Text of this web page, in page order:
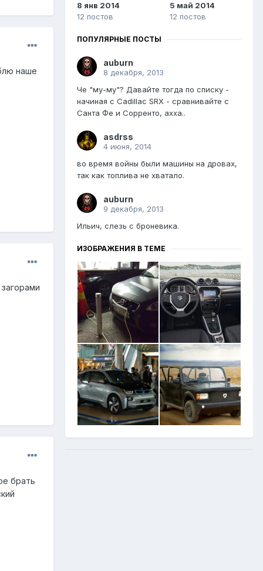
наше
брать
8 янв 2014
12 постов
5 май 2014
12 постов
ПОПУЛЯРНЫЕ ПОСТЫ
auburn
8 декабря, 2013
Че "му-му"? Давайте тогда по списку -
начиная с Cadillac SRX - сравнивайте с
Санта Фе и Сорренто, ахха..
asdrss
4 июня, 2014
во время войны были машины на дровах,
так как топлива не хватало.
auburn
9 декабря, 2013
Ильич, слезь с броневика.
ИЗОБРАЖЕНИЯ В ТЕМЕ